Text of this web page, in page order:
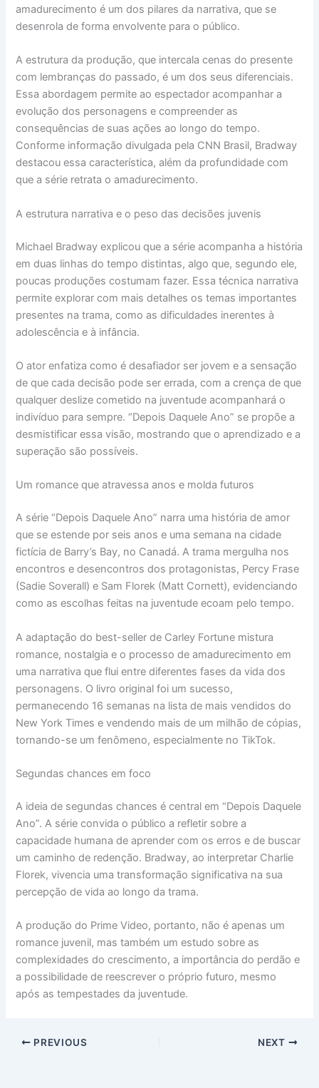
amadurecimento é um dos pilares da narrativa, que se
desenrola de forma envolvente para o público.
A estrutura da produção, que intercala cenas do presente
com lembranças do passado, é um dos seus diferenciais.
Essa abordagem permite ao espectador acompanhar a
evolução dos personagens e compreender as
consequências de suas ações ao longo do tempo.
Conforme informação divulgada pela CNN Brasil, Bradway
destacou essa característica, além da profundidade com
que a série retrata o amadurecimento.
A estrutura narrativa e o peso das decisões juvenis
Michael Bradway explicou que a série acompanha a história
em duas linhas do tempo distintas, algo que, segundo ele,
poucas produções costumam fazer. Essa técnica narrativa
permite explorar com mais detalhes os temas importantes
presentes na trama, como as dificuldades inerentes à
adolescência e à infância.
O ator enfatiza como é desafiador ser jovem e a sensação
de que cada decisão pode ser errada, com a crença de que
qualquer deslize cometido na juventude acompanhará o
indivíduo para sempre. “Depois Daquele Ano” se propõe a
desmistificar essa visão, mostrando que o aprendizado e a
superação são possíveis.
Um romance que atravessa anos e molda futuros
A série “Depois Daquele Ano” narra uma história de amor
que se estende por seis anos e uma semana na cidade
fictícia de Barry’s Bay, no Canadá. A trama mergulha nos
encontros e desencontros dos protagonistas, Percy Frase
(Sadie Soverall) e Sam Florek (Matt Cornett), evidenciando
como as escolhas feitas na juventude ecoam pelo tempo.
A adaptação do best-seller de Carley Fortune mistura
romance, nostalgia e o processo de amadurecimento em
uma narrativa que flui entre diferentes fases da vida dos
personagens. O livro original foi um sucesso,
permanecendo 16 semanas na lista de mais vendidos do
New York Times e vendendo mais de um milhão de cópias,
tornando-se um fenômeno, especialmente no TikTok.
Segundas chances em foco
A ideia de segundas chances é central em “Depois Daquele
Ano”. A série convida o público a refletir sobre a
capacidade humana de aprender com os erros e de buscar
um caminho de redenção. Bradway, ao interpretar Charlie
Florek, vivencia uma transformação significativa na sua
percepção de vida ao longo da trama.
A produção do Prime Video, portanto, não é apenas um
romance juvenil, mas também um estudo sobre as
complexidades do crescimento, a importância do perdão e
a possibilidade de reescrever o próprio futuro, mesmo
após as tempestades da juventude.
PREVIOUS NEXT